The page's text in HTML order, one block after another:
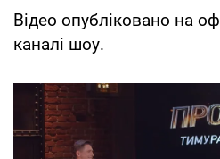
Відео опубліковано на
каналі шоу.